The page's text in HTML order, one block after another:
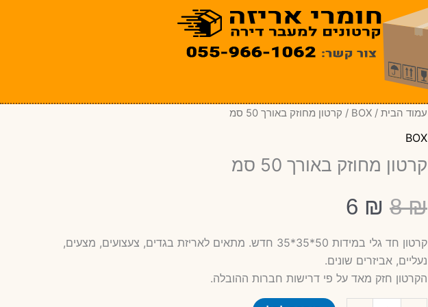
עמוד הבית /
BOX / קרטון מחוזק באורך 50 סמ
BOX
קרטון מחוזק באורך 50 סמ
8₪
המחיר
המקורי
היה:
6 ₪
הנוכחי
הוא:
קרטון חד גלי במידות 50*35*35 חדש. מתאים לאריזת בגדים, צעצועים, מצעים,
נעליים, אביזרים שונים.
הקרטון חזק מאד על פי דרישות חברות ההובלה.